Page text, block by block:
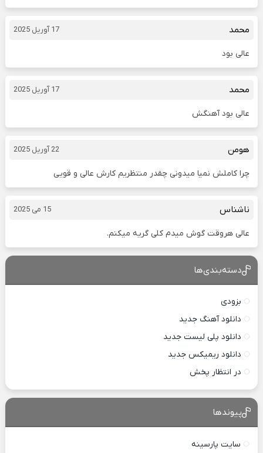
محمد 17 آوریل 2025
عالی بود
محمد 17 آوریل 2025
عالی بود آهنگش
هومن 22 آوریل 2025
چرا کاملش نمیا میدونی چقدر منتظریم کارش عالی و قویی
ناشناس 15 می 2025
عالی هروقت گوش میدم کلی گریه میکنم.
دسته‌بندی‌ها
بزودی
دانلود آهنگ جدید
دانلود پلی لیست جدید
دانلود ریمیکس جدید
در انتظار پخش
پیوندها
سایت پارسینه